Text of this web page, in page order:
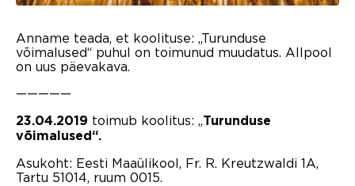
Anname teada, et koolituse: „Turunduse
võimalused“ puhul on toimunud muudatus. Allpool
on uus päevakava.
—————
23.04.2019 toimub koolitus: „Turunduse
võimalused“.
Asukoht: Eesti Maaülikool, Fr. R. Kreutzwaldi 1A,
Tartu 51014, ruum 0015.